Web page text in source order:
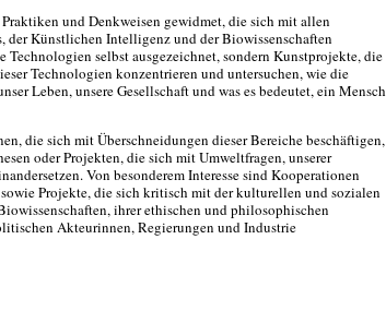
und Denkweisen gewidmet, die sich mit allen
der Künstlichen Intelligenz und der Biowissenschaften
Technologien selbst ausgezeichnet, sondern Kunstprojekte, die
Technologien konzentrieren und untersuchen, wie die
Leben, unsere Gesellschaft und was es bedeutet, ein Mensch
die sich mit Überschneidungen dieser Bereiche beschäftigen,
oder Projekten, die sich mit Umweltfragen, unserer
Von besonderem Interesse sind Kooperationen
Projekte, die sich kritisch mit der kulturellen und sozialen
ihrer ethischen und philosophischen
Akteurinnen, Regierungen und Industrie